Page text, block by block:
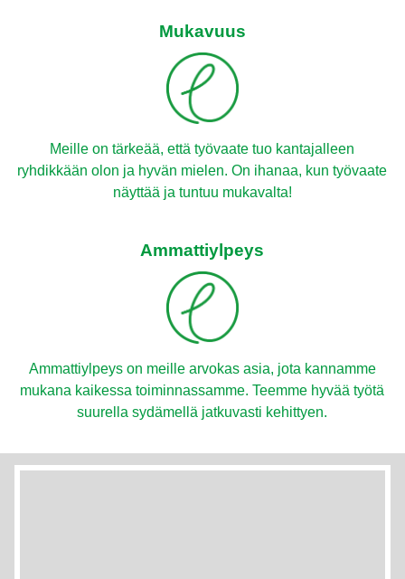
Mukavuus
Meille on tärkeää, että työvaate tuo kantajalleen
ryhdikkään olon ja hyvän mielen. On ihanaa, kun työvaate
näyttää ja tuntuu mukavalta!
Ammattiylpeys
Ammattiylpeys on meille arvokas asia, jota kannamme
mukana kaikessa toiminnassamme. Teemme hyvää työtä
suurella sydämellä jatkuvasti kehittyen.